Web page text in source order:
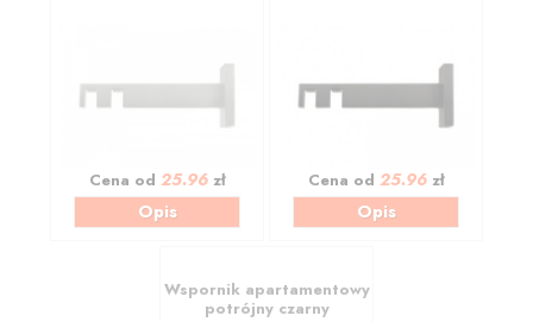
Cena od 25.96zł
Opis
Cena od 25.96zł
Opis
Wspornik apartamentowy
potrójny czarny